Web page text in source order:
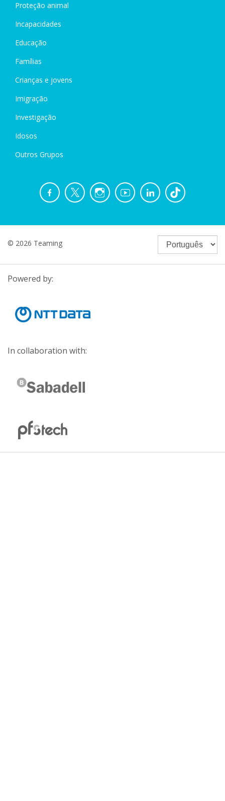
Proteção animal
Incapacidades
Educação
Famílias
Crianças e jovens
Imigração
Investigação
Idosos
Outros Grupos
© 2026 Teaming
Powered by:
In collaboration with: